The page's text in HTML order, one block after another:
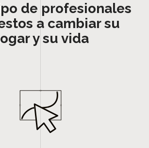
de profesionales
a cambiar su
y su vida